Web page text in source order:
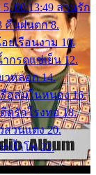
00:13:49 ลานรัก
คืนฝนตก 8.
ยเรือนงาม 10.
ำกรดแช่เย็น 12.
าหลอก 14.
รือล่มในหนอง 16.
ตรักโรงทอ 18.
สวนแตง 20.
กน้ำโพ 22.